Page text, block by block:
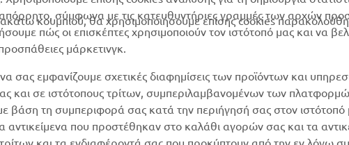
για
σύμφωνα με τις κατευθυντήριες γραμμές των αρχών
πώς οι επισκέπτες χρησιμοποιούν τον ιστότοπό μας και να
μάρκετινγκ.
κουμπιού, θα χρησιμοποιήσουμε επίσης cookies
σας εμφανίζουμε σχετικές διαφημίσεις των προϊόντων και
και σε ιστότοπους τρίτων, συμπεριλαμβανομένων των
βάση τη συμπεριφορά σας κατά την περιήγησή σας στον
αντικείμενα που προστέθηκαν στο καλάθι αγορών σας και τα
και τα ενδιαφέροντά σας που προκύπτουν από την εν λόγω